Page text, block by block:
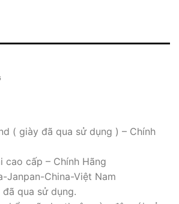
( giày đã qua sử dụng ) – Chính
cao cấp – Chính Hãng
Janpan-China-Việt Nam
qua sử dụng.